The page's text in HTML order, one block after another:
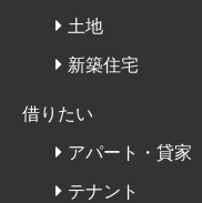
土地
新築住宅
借りたい
アパート・貸家
テナント